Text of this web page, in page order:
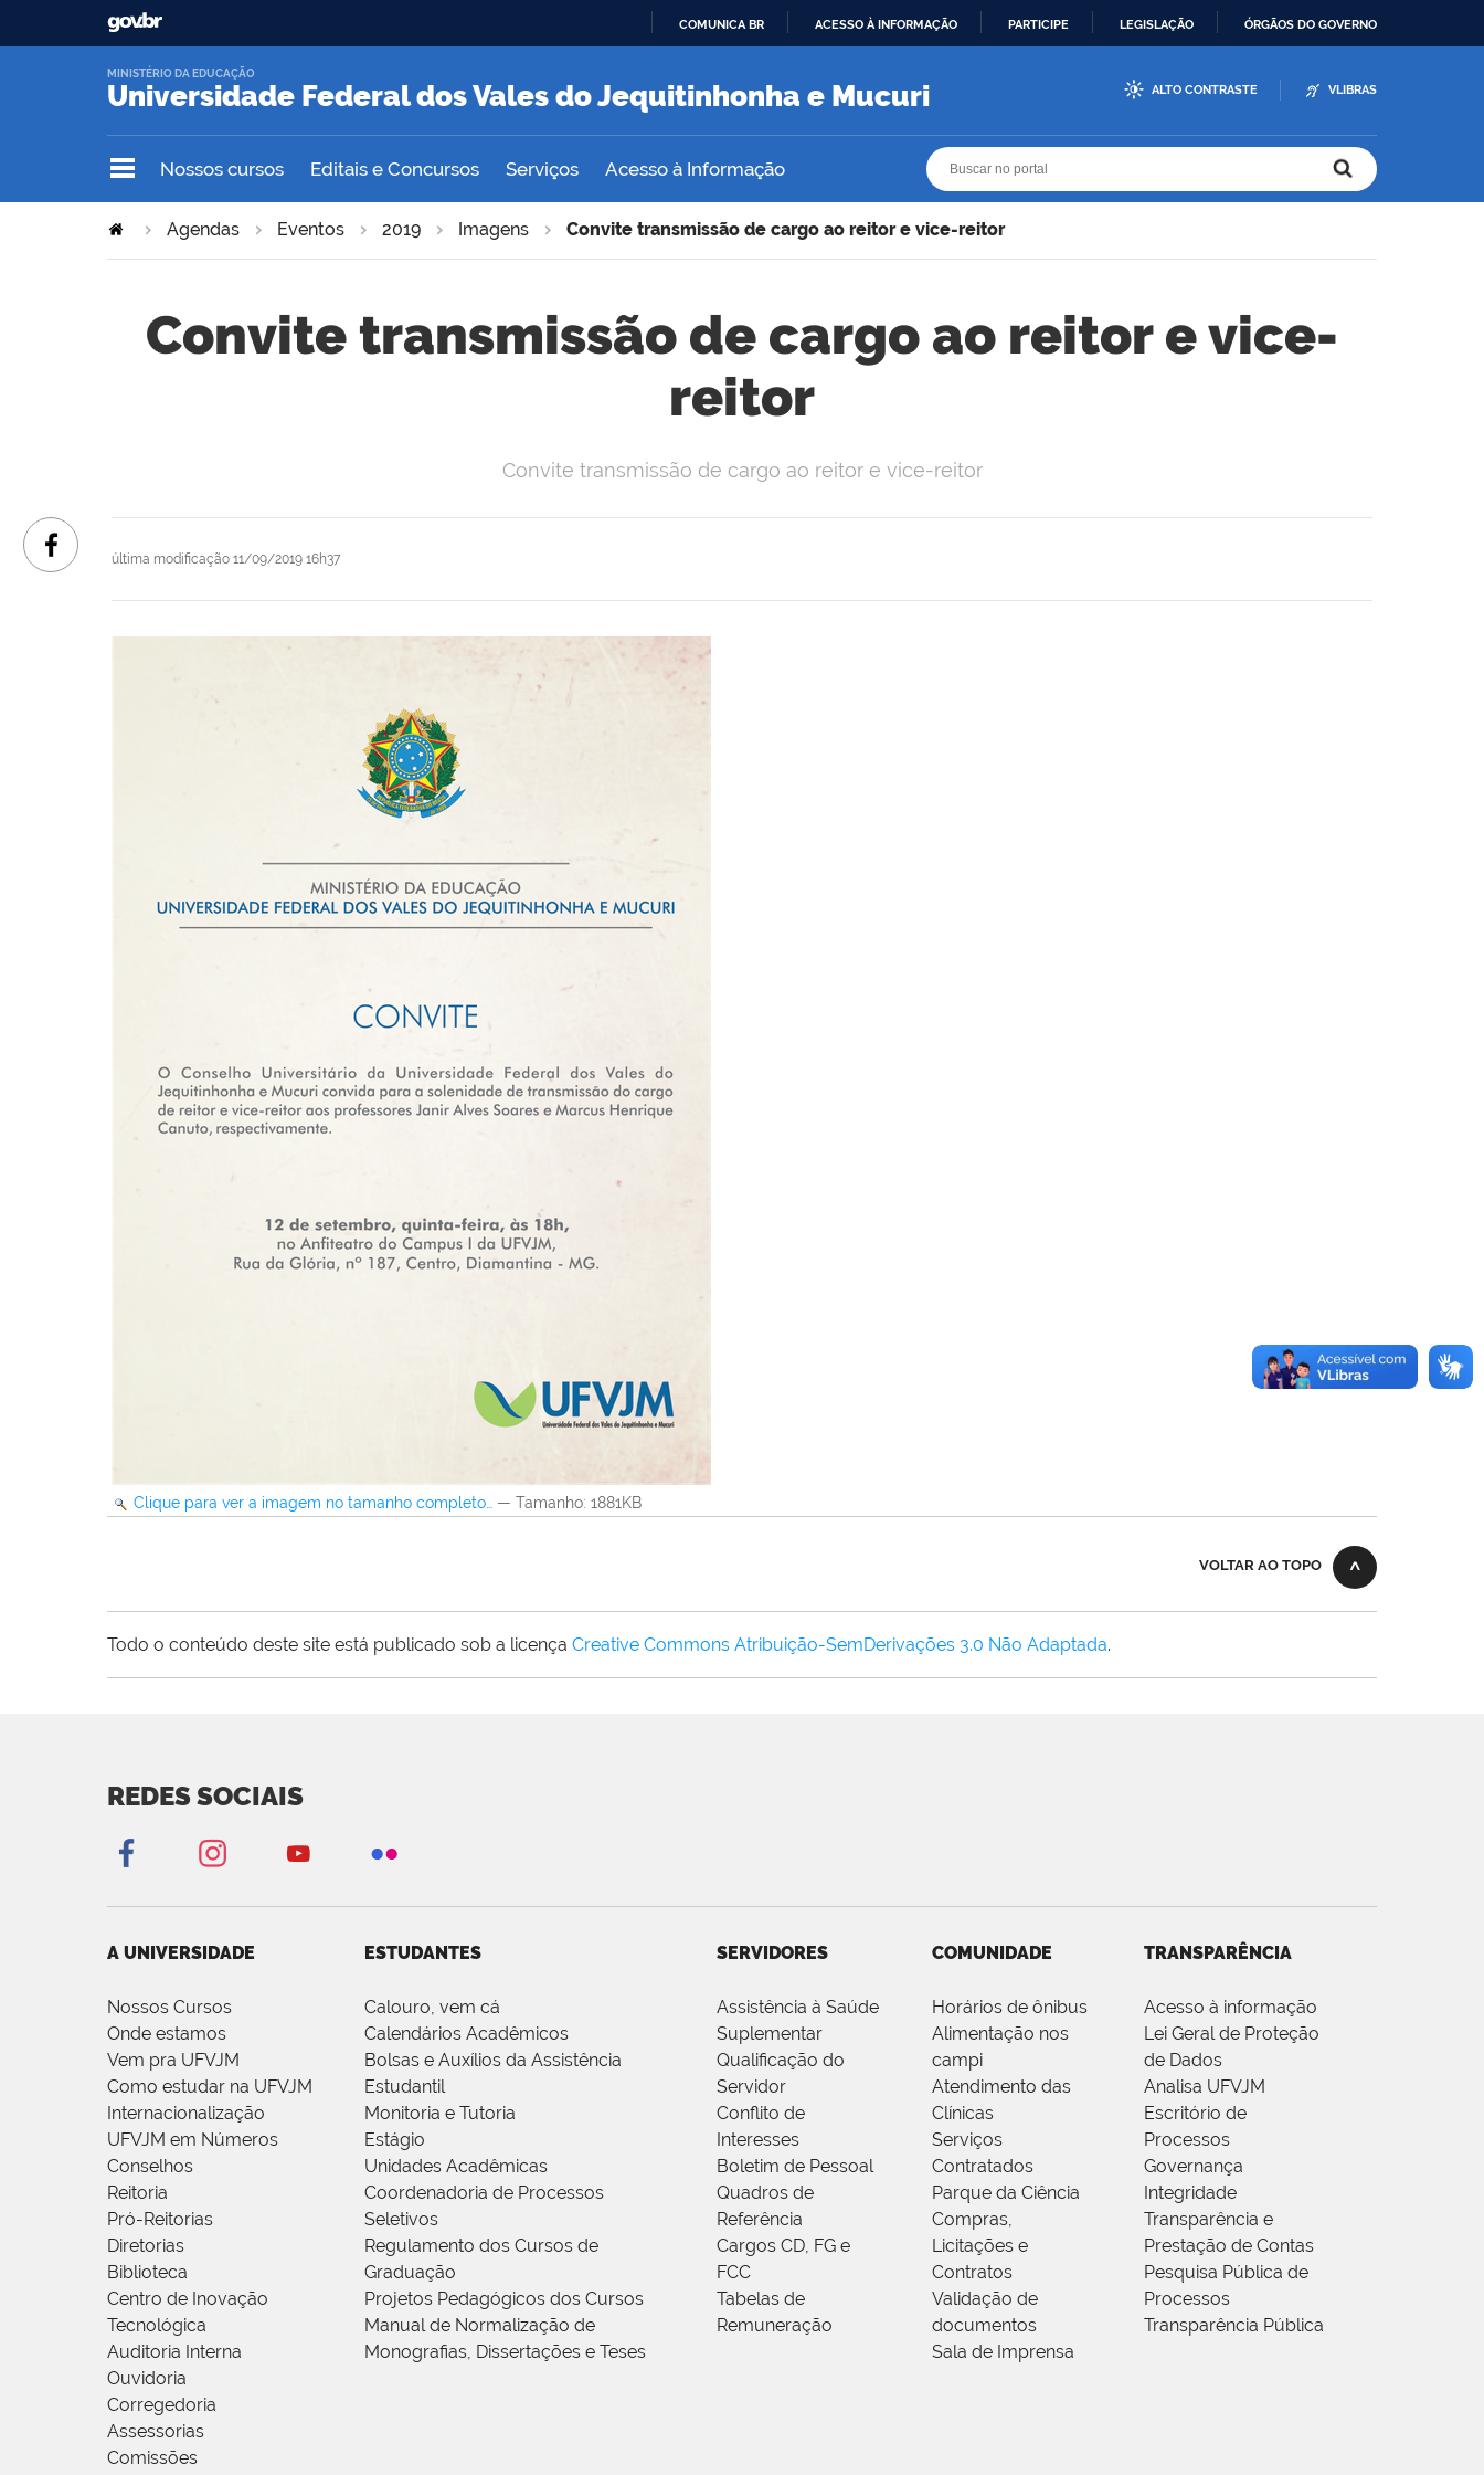
O
COMUNICA BR ACESSO À INFORMAÇÃO PARTICIPE LEGISLAÇÃO ÓRGÃOS DO GOVERNO
Universidade Federal dos Vales do Jequitinhonha e Mucuri
MINISTÉRIO DA EDUCAÇÃO
ALTO CONTRASTE VLIBRAS
Nossos cursos Editais e Concursos Serviços Acesso à Informação
Agendas Eventos 2019 Imagens Convite transmissão de cargo ao reitor e vice-reitor
Convite transmissão de cargo ao reitor e vice-
reitor
última modificação 11/09/2019 16h37
Convite transmissão de cargo ao reitor e vice-reitor
Clique para ver a imagem no tamanho completo… — Tamanho: 1881KB
VOLTAR AO TOPO
Todo o conteúdo deste site está publicado sob a licença Creative Commons Atribuição-SemDerivações 3.0 Não Adaptada.
REDES SOCIAIS
A UNIVERSIDADE
Nossos Cursos
Onde estamos
Vem pra UFVJM
Como estudar na UFVJM
Internacionalização
UFVJM em Números
Conselhos
Reitoria
Pró-Reitorias
Diretorias
Biblioteca
Centro de Inovação
Tecnológica
Auditoria Interna
Ouvidoria
Corregedoria
Assessorias
Comissões
ESTUDANTES
Calouro, vem cá
Calendários Acadêmicos
Bolsas e Auxílios da Assistência
Estudantil
Monitoria e Tutoria
Estágio
Unidades Acadêmicas
Coordenadoria de Processos
Seletivos
Regulamento dos Cursos de
Graduação
Projetos Pedagógicos dos Cursos
Manual de Normalização de
Monografias, Dissertações e Teses
SERVIDORES
Assistência à Saúde
Suplementar
Qualificação do
Servidor
Conflito de
Interesses
Boletim de Pessoal
Quadros de
Referência
Cargos CD, FG e
FCC
Tabelas de
Remuneração
COMUNIDADE
Horários de ônibus
Alimentação nos
campi
Atendimento das
Clínicas
Serviços
Contratados
Parque da Ciência
Compras,
Licitações e
Contratos
Validação de
documentos
Sala de Imprensa
TRANSPARÊNCIA
Acesso à informação
Lei Geral de Proteção
de Dados
Analisa UFVJM
Escritório de
Processos
Governança
Integridade
Transparência e
Prestação de Contas
Pesquisa Pública de
Processos
Transparência Pública